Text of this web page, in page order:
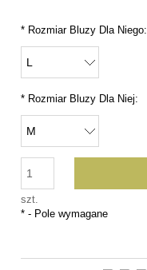
* Rozmiar Bluzy Dla Niego:
* Rozmiar Bluzy Dla Niej:
szt.
* - Pole wymagane